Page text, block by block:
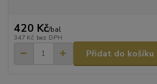
420 Kč/bal
347 Kč bez DPH
Přidat do košíku